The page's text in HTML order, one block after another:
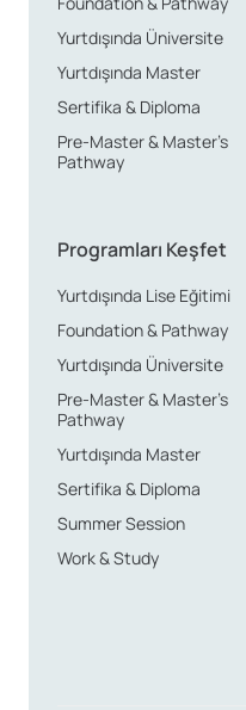
Yurtdışında Üniversite
Yurtdışında Master
Sertifika & Diploma
Pre-Master & Master’s
Pathway
Programları Keşfet
Yurtdışında Lise Eğitimi
Foundation & Pathway
Yurtdışında Üniversite
Pre-Master & Master’s
Pathway
Yurtdışında Master
Sertifika & Diploma
Summer Session
Work & Study